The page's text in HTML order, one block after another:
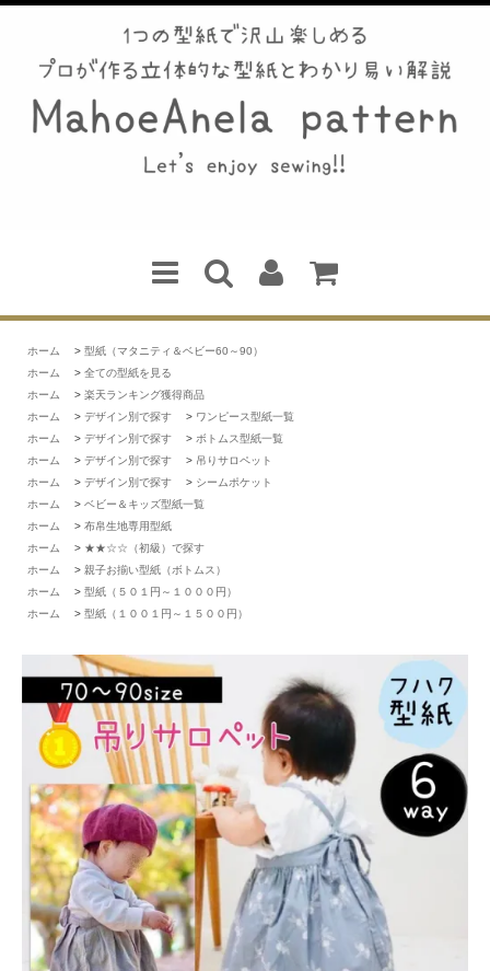
ホーム > 型紙（マタニティ＆ベビー60～90）
ホーム
> 全ての型紙を見る
ホーム
> 楽天ランキング獲得商品
ホーム
> デザイン別で探す > ワンピース型紙一覧
ホーム
> デザイン別で探す > ボトムス型紙一覧
ホーム
> デザイン別で探す > 吊りサロペット
ホーム
> デザイン別で探す > シームポケット
ホーム
> ベビー＆キッズ型紙一覧
ホーム
> 布帛生地専用型紙
ホーム
> ★★☆☆（初級）で探す
ホーム
> 親子お揃い型紙（ボトムス）
ホーム
> 型紙（５０１円～１０００円）
ホーム
> 型紙（１００１円～１５００円）